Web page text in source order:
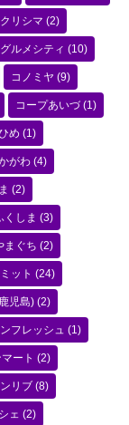
クリシマ (2)
グルメシティ (10)
コノミヤ (9)
コープあいづ(1)
め (1)
がわ (4)
(2)
くしま (3)
まぐち (2)
ット (24)
児島) (2)
フレッシュ (1)
ート (2)
リブ (8)
ェ (2)